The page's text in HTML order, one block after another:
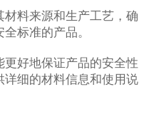
料来源和生产工艺，确
标准的产品。
好地保证产品的安全性
细的材料信息和使用说